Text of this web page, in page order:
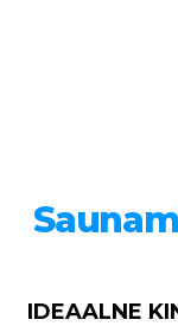
IDEAALNE